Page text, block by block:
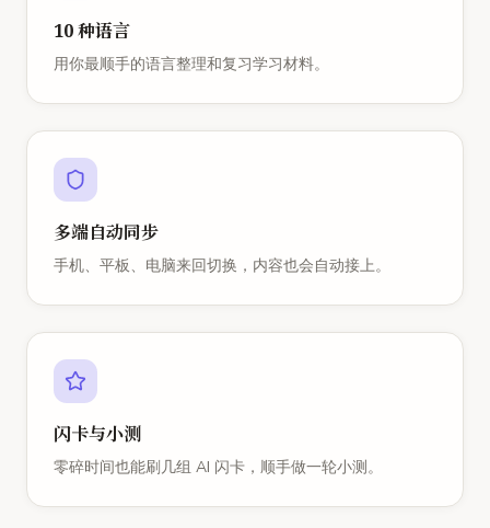
10 种语言
用你最顺手的语言整理和复习学习材料。
多端自动同步
手机、平板、电脑来回切换，内容也会自动接上。
闪卡与小测
零碎时间也能刷几组 AI 闪卡，顺手做一轮小测。